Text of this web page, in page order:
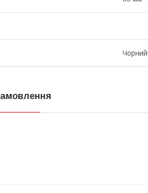
Чорний